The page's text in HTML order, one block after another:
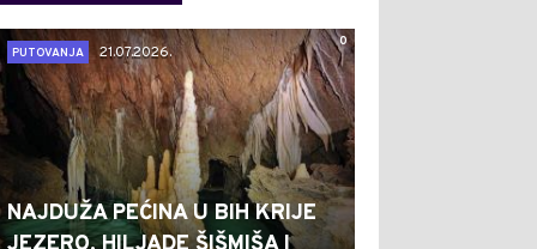
0
PUTOVANJA
21.07.2026.
NAJDUŽA PEĆINA U BIH KRIJE